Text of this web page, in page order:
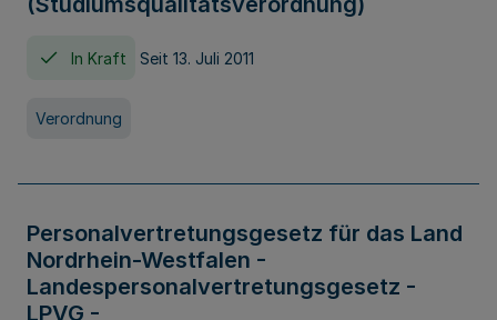
In Kraft Seit 13. Juli 2011
Verordnung
Personalvertretungsgesetz für das Land
Nordrhein-Westfalen -
Landespersonalvertretungsgesetz -
LPVG -